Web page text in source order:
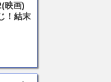
映画)
！結末